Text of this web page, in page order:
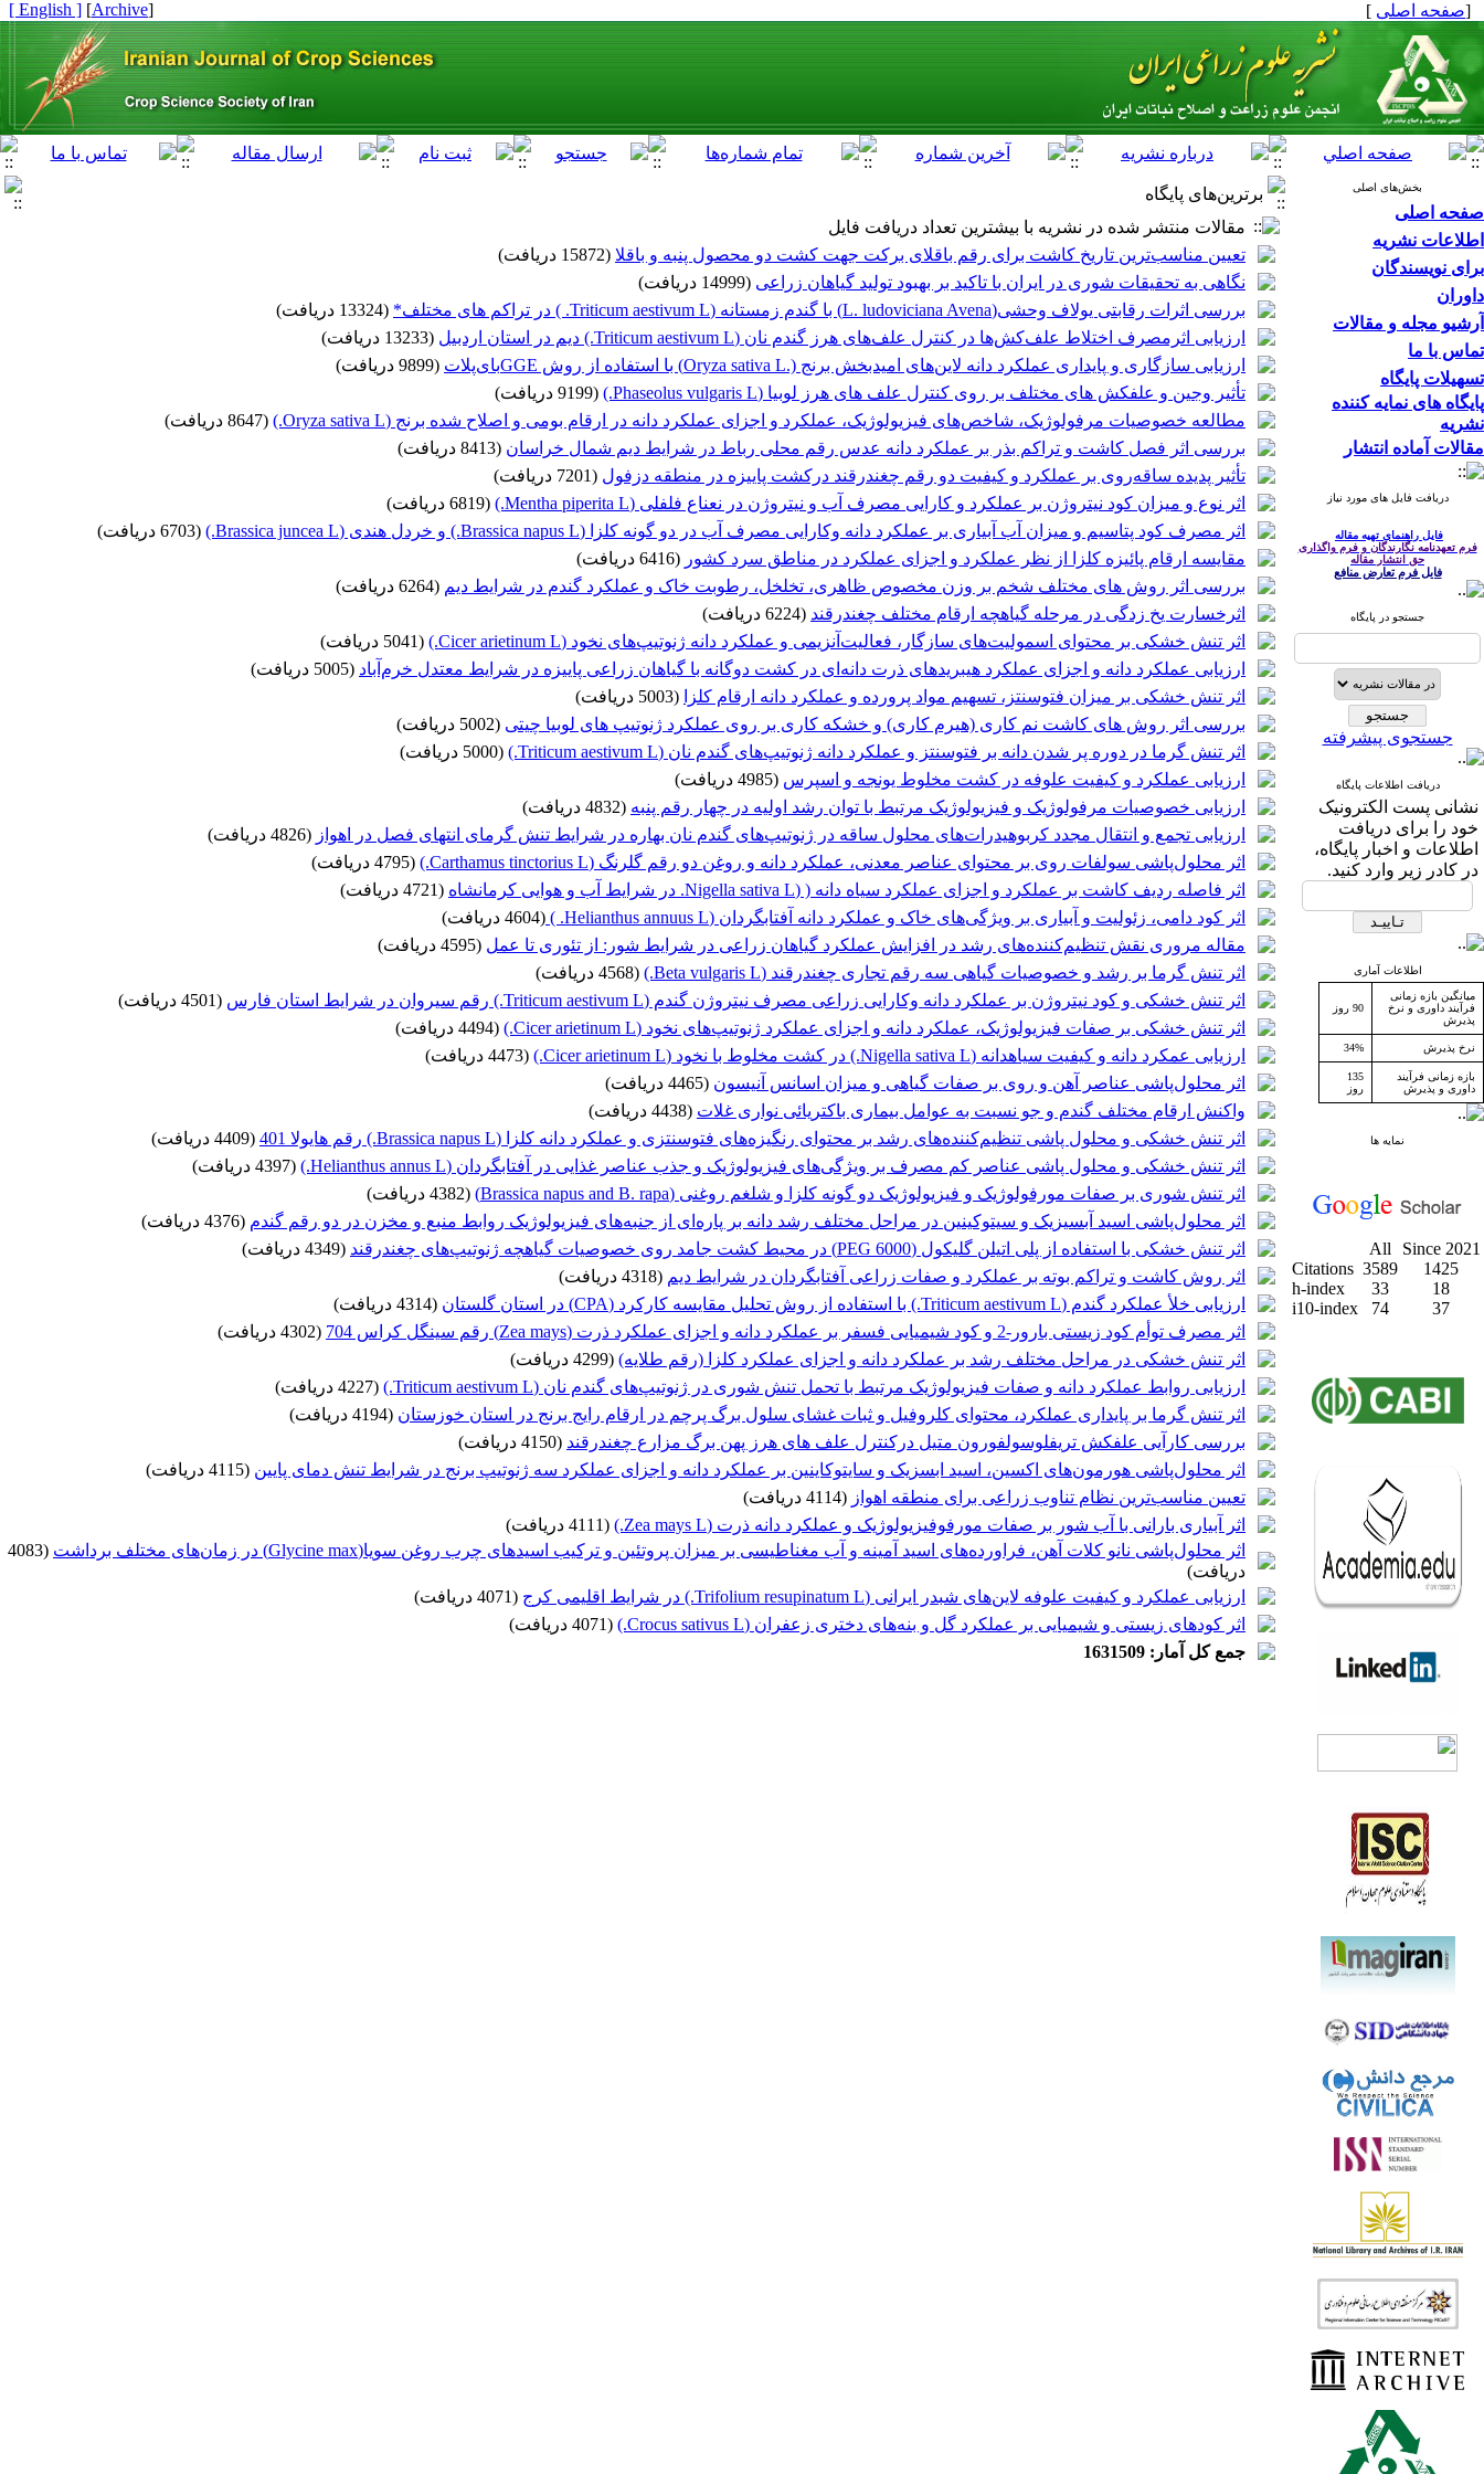
[صفحه اصلی ]
[
Archive
]
[ English ]
بخش‌های اصلی
صفحه اصلی
اطلاعات نشریه
برای نویسندگان
داوران
آرشیو مجله و مقالات
تماس با ما
تسهیلات پایگاه
پایگاه های نمایه کننده
نشریه
مقالات آماده انتشار
دریافت فایل های مورد نیاز
فایل راهنمای تهیه مقاله
فرم تعهدنامه نگارندگان و فرم واگذاری
حق انتشار مقاله
فایل فرم تعارض منافع
جستجو در پایگاه
جستجوی پیشرفته
دریافت اطلاعات پایگاه
نشانی پست الکترونیک
خود را برای دریافت
اطلاعات و اخبار پایگاه،
در کادر زیر وارد کنید.
اطلاعات آماری
میانگین بازه زمانی
فرآیند داوری و نرخ
پذیرش
90 روز
نرخ پذیرش 34%
بازه زمانی فرآیند
داوری و پذیرش
135
روز
نمایه ها
All
Since 2021
Citations 3589
1425
h-index
33
18
i10-index
74 37
برترین‌های پایگاه
مقالات منتشر شده در نشریه با بیشترین تعداد دریافت فایل
تعیین مناسب‌ترین تاریخ کاشت برای رقم باقلای برکت جهت کشت دو محصول پنبه و باقلا (15872 دریافت)
نگاهی به تحقیقات شوری در ایران با تاکید بر بهبود تولید گیاهان زراعی (14999 دریافت)
بررسی اثرات رقابتی یولاف وحشی(L. ludoviciana Avena) با گندم زمستانه (Triticum aestivum L. ) در تراکم های مختلف*
(13324 دریافت)
ارزیابی اثرمصرف اختلاط علف‌کش‌ها در کنترل علف‌های هرز گندم نان (Triticum aestivum L.) دیم در استان اردبیل
(13233 دریافت)
ارزیابی سازگاری و پایداری عملکرد دانه لاین‌های امیدبخش برنج (.Oryza sativa L) با استفاده از روش GGEبای‌پلات
(9899 دریافت)
تأثیر وجین و علفکش های مختلف بر روی کنترل علف های هرز لوبیا (Phaseolus vulgaris L.)
(9199 دریافت)
مطالعه خصوصیات مرفولوژیک، شاخص‌های فیزیولوژیک، عملکرد و اجزای عملکرد دانه در ارقام بومی و اصلاح شده برنج (Oryza sativa L.)
(8647 دریافت)
بررسی اثر فصل کاشت و تراکم بذر بر عملکرد دانه عدس رقم محلی رباط در شرایط دیم شمال خراسان (8413 دریافت)
تأثیر پدیده ساقه‌روی بر عملکرد و کیفیت دو رقم چغندرقند درکشت پاییزه در منطقه دزفول (7201 دریافت)
اثر نوع و میزان کود نیتروژن بر عملکرد و کارایی‌ مصرف آب و نیتروژن در نعناع فلفلی (Mentha piperita L.)
(6819 دریافت)
اثر مصرف کود پتاسیم و میزان آب آبیاری بر عملکرد دانه وکارایی مصرف آب در دو گونه کلزا (Brassica napus L.) و خردل هندی (Brassica juncea L.)
(6703 دریافت)
مقایسه ارقام پائیزه کلزا از نظر عملکرد و اجزای عملکرد در مناطق سرد کشور (6416 دریافت)
بررسی اثر روش های مختلف شخم بر وزن مخصوص ظاهری، تخلخل، رطوبت خاک و عملکرد گندم در شرایط دیم (6264 دریافت)
اثرخسارت یخ زدگی در مرحله گیاهچه ارقام مختلف چغندرقند (6224 دریافت)
اثر تنش خشکی بر محتوای اسمولیت‌های سازگار، فعالیت‌آنزیمی و عملکرد دانه ژنوتیپ‌های نخود (Cicer arietinum L.)
(5041 دریافت)
ارزیابی عملکرد دانه و اجزای عملکرد هیبریدهای ذرت دانه‌ای در کشت دوگانه با گیاهان زراعی پاییزه در شرایط معتدل خرم‌آباد (5005 دریافت)
اثر تنش خشکی بر میزان فتوسنتز، تسهیم مواد پرورده و عملکرد دانه ارقام کلزا
(5003 دریافت)
بررسی اثر روش های کاشت نم کاری (هیرم کاری) و خشکه کاری بر روی عملکرد ژنوتیپ های لوبیا چیتی (5002 دریافت)
اثر تنش گرما در دوره پر شدن دانه بر فتوسنتز و عملکرد دانه ژنوتیپ‌های گندم نان (Triticum aestivum L.)
(5000 دریافت)
ارزیابی عملکرد و کیفیت علوفه در کشت مخلوط یونجه و اسپرس (4985 دریافت)
ارزیابی خصوصیات مرفولوژیک و فیزیولوژیک مرتبط با توان رشد اولیه در چهار رقم پنبه (4832 دریافت)
ارزیابی تجمع و انتقال مجدد کربوهیدرات‌های محلول ساقه در ژنوتیپ‌های گندم نان بهاره در شرایط تنش گرمای انتهای فصل در اهواز (4826 دریافت)
اثر محلول‌پاشی سولفات روی بر محتوای عناصر معدنی، عملکرد دانه و روغن دو رقم گلرنگ (Carthamus tinctorius L.)
(4795 دریافت)
اثر فاصله ردیف کاشت بر عملکرد و اجزای عملکرد سیاه دانه ( (Nigella sativa L. در شرایط آب و هوایی کرمانشاه
(4721 دریافت)
اثر کود دامی، زئولیت و آبیاری بر ویژگی‌های خاک و عملکرد دانه آفتابگردان (Helianthus annuus L. )
(4604 دریافت)
مقاله مروری نقش تنظیم‌کننده‌های رشد در افزایش عملکرد گیاهان زراعی در شرایط شور: از تئوری تا عمل (4595 دریافت)
اثر تنش گرما بر رشد و خصوصیات گیاهی سه رقم تجاری چغندرقند (Beta vulgaris L.)
(4568 دریافت)
اثر تنش خشکی و کود نیتروژن بر عملکرد دانه وکارایی زراعی مصرف نیتروژن گندم (Triticum aestivum L.) رقم سیروان در شرایط استان فارس
(4501 دریافت)
اثر تنش خشکی بر صفات فیزیولوژیک، عملکرد دانه و اجزای عملکرد ژنوتیپ‌های نخود (Cicer arietinum L.)
(4494 دریافت)
ارزیابی عمکرد دانه و کیفیت سیاهدانه (Nigella sativa L.) در کشت مخلوط با نخود (Cicer arietinum L.)
(4473 دریافت)
اثر محلول‌پاشی عناصر آهن و روی بر صفات گیاهی و میزان اسانس آنیسون (4465 دریافت)
واکنش ارقام مختلف گندم و جو نسبت به عوامل بیماری باکتریائی نواری غلات (4438 دریافت)
اثر تنش خشکی و محلول پاشی تنظیم‌کننده‌های رشد بر محتوای رنگیزه‌های فتوسنتزی و عملکرد دانه کلزا (Brassica napus L.) رقم هایولا 401
(4409 دریافت)
اثر تنش خشکی و محلول پاشی عناصر کم مصرف بر ویژگی‌های فیزیولوژیک و جذب عناصر غذایی در آفتابگردان (Helianthus annus L.)
(4397 دریافت)
اثر تنش شوری بر صفات مورفولوژیک و فیزیولوژیک دو گونه‌ کلزا و شلغم روغنی (Brassica napus and B. rapa)
(4382 دریافت)
اثر محلول‌پاشی اسید آبسیزیک و سیتوکینین در مراحل مختلف رشد دانه بر پاره‌ای از جنبه‌های فیزیولوژیک روابط منبع و مخزن در دو رقم گندم (4376 دریافت)
اثر تنش خشکی با استفاده از پلی اتیلن گلیکول (PEG 6000) در محیط کشت جامد روی خصوصیات گیاهچه ژنوتیپ‌های چغندرقند
(4349 دریافت)
اثر روش کاشت و تراکم بوته بر عملکرد و صفات زراعی آفتابگردان در شرایط دیم (4318 دریافت)
ارزیابی خلأ عملکرد گندم (Triticum aestivum L.) با استفاده از روش تحلیل مقایسه کارکرد (CPA) در استان گلستان
(4314 دریافت)
اثر مصرف توأم کود زیستی بارور-2 و کود شیمیایی فسفر بر عملکرد دانه و اجزای عملکرد ذرت (Zea mays) رقم سینگل کراس 704
(4302 دریافت)
اثر تنش خشکی در مراحل مختلف رشد بر عملکرد دانه و اجزای عملکرد کلزا (رقم طلایه) (4299 دریافت)
ارزیابی روابط عملکرد دانه و صفات فیزیولوژیک مرتبط با تحمل تنش شوری در ژنوتیپ‌های گندم نان (Triticum aestivum L.)
(4227 دریافت)
اثر تنش گرما بر پایداری عملکرد، محتوای کلروفیل و ثبات غشای سلول برگ پرچم در ارقام رایج برنج در استان خوزستان (4194 دریافت)
بررسی کارآیی علفکش تریفلوسولفورون متیل درکنترل علف های هرز پهن برگ مزارع چغندرقند (4150 دریافت)
اثر محلول‌پاشی هورمون‌های اکسین، اسید ابسزیک و سایتوکاینین بر عملکرد دانه و اجزای عملکرد سه ژنوتیپ برنج در شرایط تنش دمای پایین (4115 دریافت)
تعیین مناسب‌ترین نظام تناوب زراعی برای منطقه اهواز (4114 دریافت)
اثر آبیاری بارانی با آب شور بر صفات مورفوفیزیولوژیک و عملکرد دانه ذرت (Zea mays L.)
(4111 دریافت)
اثر محلول‌پاشی نانو کلات آهن، فراورده‌های اسید آمینه و آب مغناطیسی بر میزان پروتئین و ترکیب اسید‌های چرب روغن سویا(Glycine max) در زمان‌های مختلف برداشت
(4083
دریافت)
ارزیابی عملکرد و کیفیت علوفه لاین‌های شبدر ایرانی (Trifolium resupinatum L.) در شرایط اقلیمی کرج
(4071 دریافت)
اثر کودهای زیستی و شیمیایی بر عملکرد گل و بنه‌های دختری زعفران (Crocus sativus L.)
(4071 دریافت)
جمع کل آمار: 1631509